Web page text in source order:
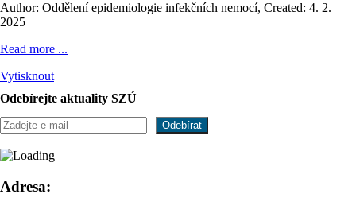
Author: Oddělení epidemiologie infekčních nemocí, Created: 4. 2.
2025
Read more ...
Vytisknout
Odebírejte aktuality SZÚ
Adresa: